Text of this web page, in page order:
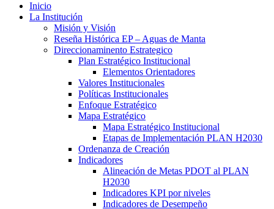
Inicio
La Institución
Misión y Visión
Reseña Histórica EP – Aguas de Manta
Direccionaminento Estrategico
Plan Estratégico Institucional
Elementos Orientadores
Valores Institucionales
Políticas Institucionales
Enfoque Estratégico
Mapa Estratégico
Mapa Estratégico Institucional
Etapas de Implementación PLAN H2030
Ordenanza de Creación
Indicadores
Alineación de Metas PDOT al PLAN
H2030
Indicadores KPI por niveles
Indicadores de Desempeño